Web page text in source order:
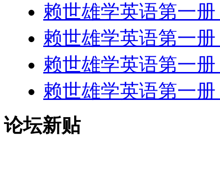
赖世雄学英语第一册
赖世雄学英语第一册
赖世雄学英语第一册
赖世雄学英语第一册
论坛新贴